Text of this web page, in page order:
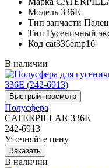
Модель 336E
Тип запчасти
Тип Гусеничный
Код cat336emp16
В наличии
Полусфера
CATERPILLAR 336E
242-6913
Уточняйте цену
В наличии